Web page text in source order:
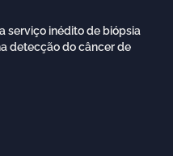
serviço inédito de biópsia
detecção do câncer de